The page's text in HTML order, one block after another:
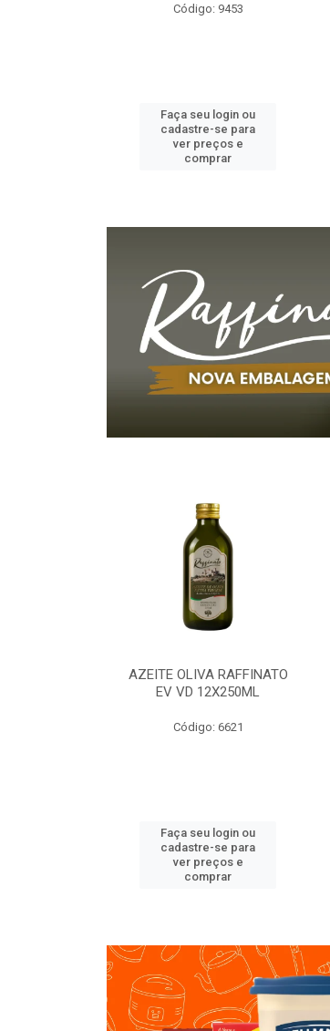
Código: 9453
Faça seu login ou
cadastre-se para
ver preços e
comprar
AZEITE OLIVA RAFFINATO
EV VD 12X250ML
Código: 6621
Faça seu login ou
cadastre-se para
ver preços e
comprar